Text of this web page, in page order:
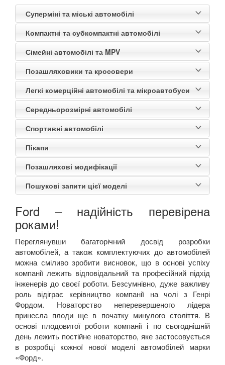
Суперміні та міські автомобілі
Компактні та субкомпактні автомобілі
Сімейні автомобілі та MPV
Позашляховики та кросовери
Легкі комерційні автомобілі та мікроавтобуси
Середньорозмірні автомобілі
Спортивні автомобілі
Пікапи
Позашляхові модифікації
Пошукові запити цієї моделі
Ford – надійність перевірена
роками!
Переглянувши багаторічний досвід розробки
автомобілей, а також комплектуючих до автомобілей
можна сміливо зробити висновок, що в основі успіху
компанії лежить відповідальний та професійний підхід
інженерів до своєї роботи. Безсумнівно, дуже важливу
роль відіграє керівництво компанії на чолі з Генрі
Фордом. Новаторство неперевершеного лідера
принесла плоди ще в початку минулого століття. В
основі плодовитої роботи компанії і по сьогоднішній
день лежить постійне новаторство, яке застосовується
в розробці кожної нової моделі автомобілей марки
«Форд».